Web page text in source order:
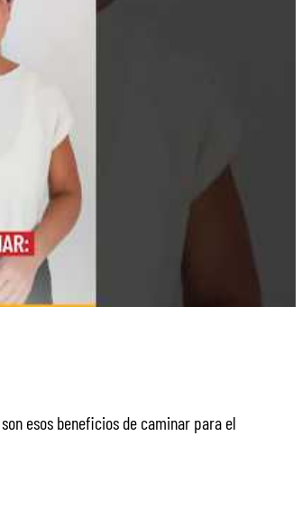
esos beneficios de caminar para el